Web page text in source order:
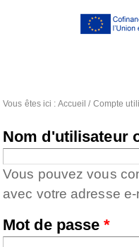
Vous êtes ici : Accueil / Compte
Nom d'utilisateur
Vous pouvez vous
avec votre adresse e-
Mot de passe*